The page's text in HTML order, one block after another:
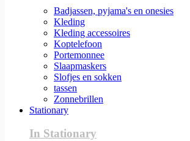
Badjassen, pyjama's en onesies
Kleding
Kleding accessoires
Koptelefoon
Portemonnee
Slaapmaskers
Slofjes en sokken
tassen
Zonnebrillen
Stationary
In Stationary